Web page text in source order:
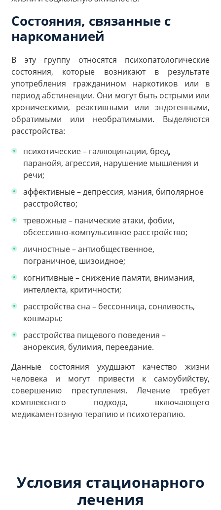
Состояния, связанные с
наркоманией
В эту группу относятся психопатологические
состояния, которые возникают в результате
употребления гражданином наркотиков или в
период абстиненции. Они могут быть острыми или
хроническими, реактивными или эндогенными,
обратимыми или необратимыми. Выделяются
расстройства:
психотические – галлюцинации, бред,
паранойя, агрессия, нарушение мышления и
речи;
аффективные – депрессия, мания, биполярное
расстройство;
тревожные – панические атаки, фобии,
обсессивно-компульсивное расстройство;
личностные – антиобщественное,
пограничное, шизоидное;
когнитивные – снижение памяти, внимания,
интеллекта, критичности;
расстройства сна – бессонница, сонливость,
кошмары;
расстройства пищевого поведения –
анорексия, булимия, переедание.
Данные состояния ухудшают качество жизни
человека и могут привести к самоубийству,
совершению преступления. Лечение требует
комплексного подхода, включающего
медикаментозную терапию и психотерапию.
Условия стационарного
лечения